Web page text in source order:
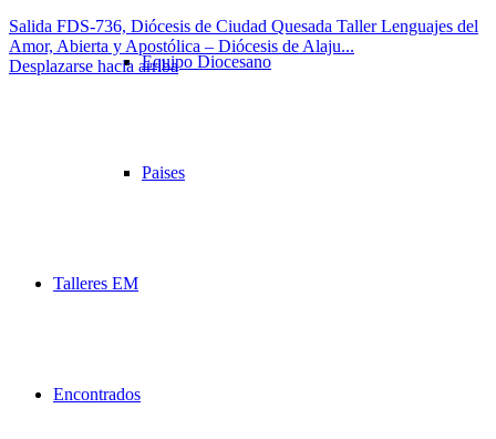
Equipo Diocesano
Paises
Talleres EM
Encontrados
Salida FDS-736, Diócesis de Ciudad Quesada Taller Lenguajes del
Amor, Abierta y Apostólica – Diócesis de Alaju...
Desplazarse hacia arriba